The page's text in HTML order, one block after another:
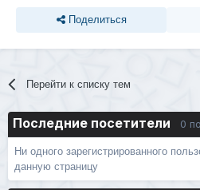
Поделиться
Перейти к списку тем
Последние посетители 0
Ни одного зарегистрированного
данную страницу